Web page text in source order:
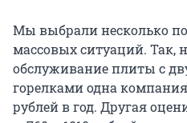
Мы выбрали несколько
массовых ситуаций. Так,
обслуживание плиты с
горелками одна компания
рублей в год. Другая